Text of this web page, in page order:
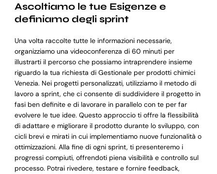
Ascoltiamo le tue Esigenze e
definiamo degli sprint
Una volta raccolte tutte le informazioni necessarie,
organizziamo una videoconferenza di 60 minuti per
illustrarti il percorso che possiamo intraprendere insieme
riguardo la tua richiesta di Gestionale per prodotti chimici
Venezia. Nei progetti personalizzati, utilizziamo il metodo di
lavoro a sprint, che ci consente di suddividere il progetto in
fasi ben definite e di lavorare in parallelo con te per far
evolvere le tue idee. Questo approccio ti offre la flessibilità
di adattare e migliorare il prodotto durante lo sviluppo, con
cicli brevi e mirati in cui implementiamo nuove funzionalità o
ottimizzazioni. Alla fine di ogni sprint, ti presenteremo i
progressi compiuti, offrendoti piena visibilità e controllo sul
processo. Potrai rivedere, testare e fornire feedback,